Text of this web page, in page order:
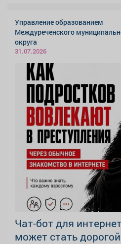
Управление образованием
Междуреченского
округа
31.07.2026
Чат-бот для
может стать